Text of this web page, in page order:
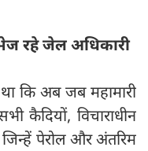
रहे जेल अधिकारी
कि अब जब महामारी
कैदियों, विचाराधीन
पेरोल और अंतरिम